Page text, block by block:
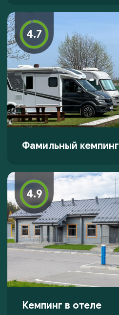
4.7
Фамильный кемпинг
4.9
Кемпинг в отеле